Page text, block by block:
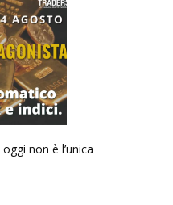
non è l’unica